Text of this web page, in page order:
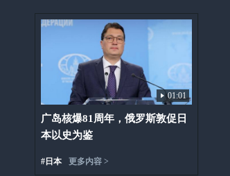
01:01
广岛核爆81周年，俄罗斯敦促日
本以史为鉴
#日本 更多内容 >